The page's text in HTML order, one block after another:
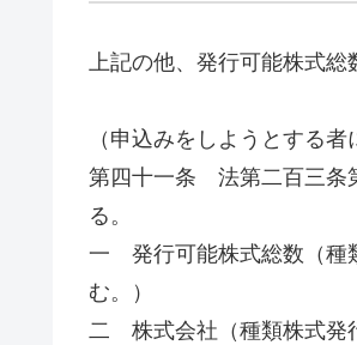
上記の他、発行可能株式
（申込みをしようとする
第四十一条 法第二百三条
る。
一 発行可能株式総数（種
む。）
二 株式会社（種類株式発